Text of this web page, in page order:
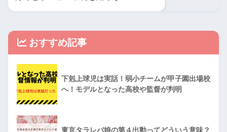
おすすめ記事
下剋上球児は実話！弱小チームが甲子園出場校
へ！モデルとなった高校や監督が判明
東京タラレバ娘の第４出動ってどういう意味？